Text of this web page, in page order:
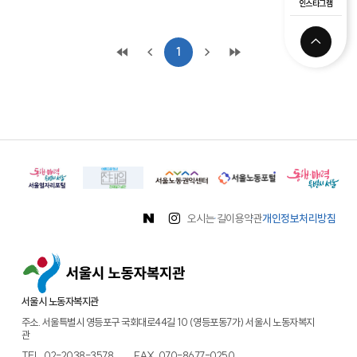
인스타그램
1
오시는 길이용약관개인정보처리방침
서울시 노동자복지관
주소. 서울특별시 영등포구 국회대로44길 10 (영등포동7가) 서울시 노동자복지
관